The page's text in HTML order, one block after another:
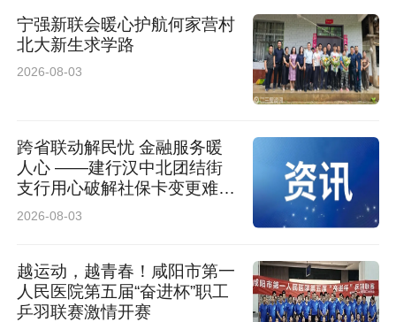
宁强新联会暖心护航何家营村
北大新生求学路
2026-08-03
跨省联动解民忧 金融服务暖
人心 ——建行汉中北团结街
支行用心破解社保卡变更难题
获客户锦旗致谢
2026-08-03
越运动，越青春！咸阳市第一
人民医院第五届“奋进杯”职工
乒羽联赛激情开赛